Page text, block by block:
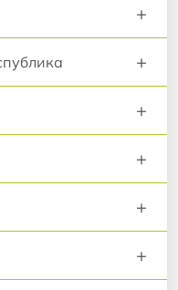
+
+
+
+
+
+